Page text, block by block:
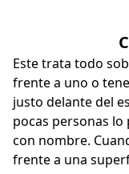
Este trata todo
frente a uno o
justo delante del
pocas personas
con nombre.
frente a una